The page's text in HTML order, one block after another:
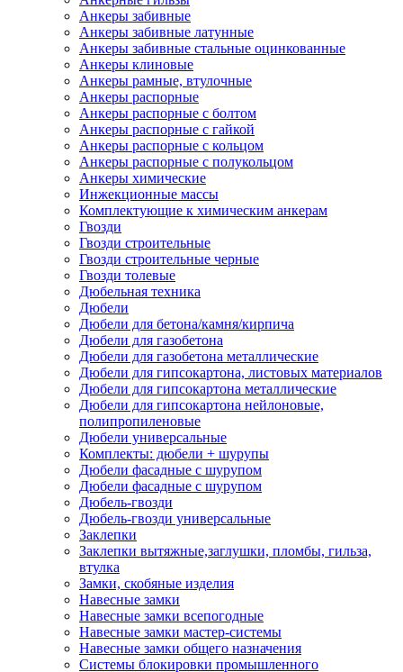
Анкеры забивные
Анкеры забивные латунные
Анкеры забивные стальные оцинкованные
Анкеры клиновые
Анкеры рамные, втулочные
Анкеры распорные
Анкеры распорные с болтом
Анкеры распорные с гайкой
Анкеры распорные с кольцом
Анкеры распорные с полукольцом
Анкеры химические
Инжекционные массы
Комплектующие к химическим анкерам
Гвозди
Гвозди строительные
Гвозди строительные черные
Гвозди толевые
Дюбельная техника
Дюбели
Дюбели для бетона/камня/кирпича
Дюбели для газобетона
Дюбели для газобетона металлические
Дюбели для гипсокартона, листовых материалов
Дюбели для гипсокартона металлические
Дюбели для гипсокартона нейлоновые,
полипропиленовые
Дюбели универсальные
Комплекты: дюбели + шурупы
Дюбели фасадные с шурупом
Дюбели фасадные с шурупом
Дюбель-гвозди
Дюбель-гвозди универсальные
Заклепки
Заклепки вытяжные,заглушки, пломбы, гильза,
втулка
Замки, скобяные изделия
Навесные замки
Навесные замки всепогодные
Навесные замки мастер-системы
Навесные замки общего назначения
Системы блокировки промышленного